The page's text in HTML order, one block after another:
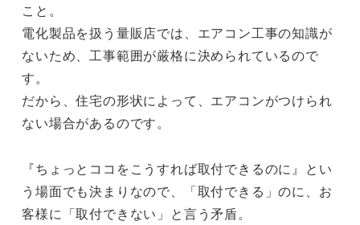
こと。
電化製品を扱う量販店では、エアコン工事の知識が
ないため、工事範囲が厳格に決められているので
す。
だから、住宅の形状によって、エアコンがつけられ
ない場合があるのです。
『ちょっとココをこうすれば取付できるのに』とい
う場面でも決まりなので、「取付できる」のに、お
客様に「取付できない」と言う矛盾。